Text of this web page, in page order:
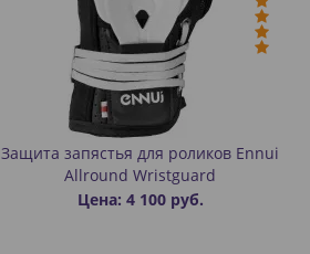
Защита запястья для роликов Ennui
Allround Wristguard
Цена: 4 100 руб.